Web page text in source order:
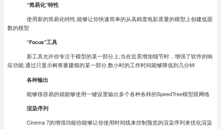
“简易化”特性
使用新的简易化特性,能够让你快速简单的从高精度电影质量的模型上创建低面
数的模型
“Focus”工具
新工具允许你专注于模型的某一部分上,当在近景增加细节时，增强了软件的响
应功能.通过只显示树将要建模的某一部分,数小时的工作时间能够降低到几分钟
各种输出
能够很容易的就能够使用一键设置输出多个各种各样的SpeedTree模型跟网络
渲染序列
Cinema 7的增强功能你能够让你使用时间线来控制预览的渲染序列来优化渲染